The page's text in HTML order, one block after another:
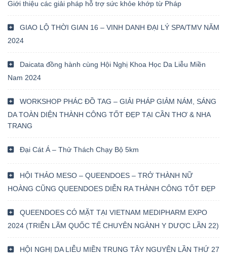
Giới thiệu các giải pháp hỗ trợ sức khỏe khớp từ Pháp
GIAO LỘ THỜI GIAN 16 – VINH DANH ĐẠI LÝ SPA/TMV NĂM
2024
Daicata đồng hành cùng Hội Nghị Khoa Học Da Liễu Miền
Nam 2024
WORKSHOP PHÁC ĐỒ TAG – GIẢI PHÁP GIẢM NÁM, SÁNG
DA TOÀN DIỆN THÀNH CÔNG TỐT ĐẸP TẠI CẦN THƠ & NHA
TRANG
Đại Cát Á – Thử Thách Chạy Bộ 5km
HỘI THẢO MESO – QUEENDOES – TRỞ THÀNH NỮ
HOÀNG CŨNG QUEENDOES DIỄN RA THÀNH CÔNG TỐT ĐẸP
QUEENDOES CÓ MẶT TẠI VIETNAM MEDIPHARM EXPO
2024 (TRIỄN LÃM QUỐC TẾ CHUYÊN NGÀNH Y DƯỢC LẦN 22)
HỘI NGHỊ DA LIỄU MIỀN TRUNG TÂY NGUYÊN LẦN THỨ 27